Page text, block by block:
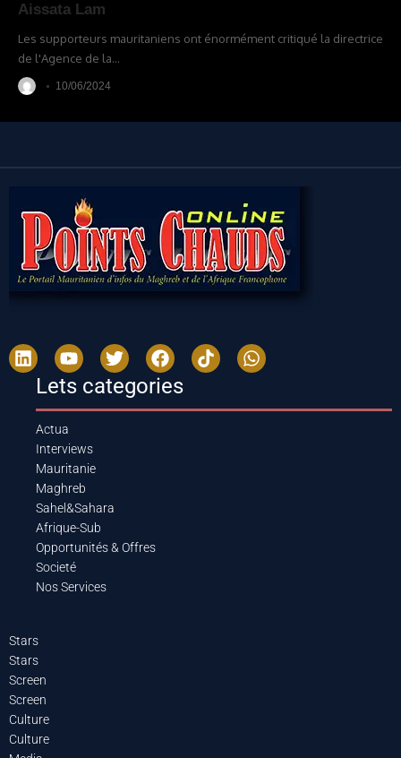
Aissata Lam
Les supporteurs mauritaniens ont énormément critiqué la directrice
de l'Agence de la…
10/06/2024
Lets categories
Actua
Interviews
Mauritanie
Maghreb
Sahel&Sahara
Afrique-Sub
Opportunités & Offres
Societé
Nos Services
Stars
Stars
Screen
Screen
Culture
Culture